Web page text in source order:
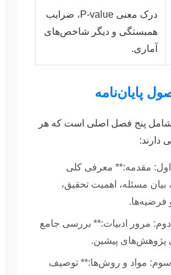
درک معنی P-value، ضرایب
همبستگی و دیگر شاخص‌های
آماری.
شامل پنج فصل اصلی است که هر
دارند:
مقدمه:** معرفی کلی
مسئله، اهمیت تحقیق،
فرضیه‌ها.
مرور ادبیات:** بررسی جامع
پژوهش‌های پیشین.
مواد و روش‌ها:** توصیف